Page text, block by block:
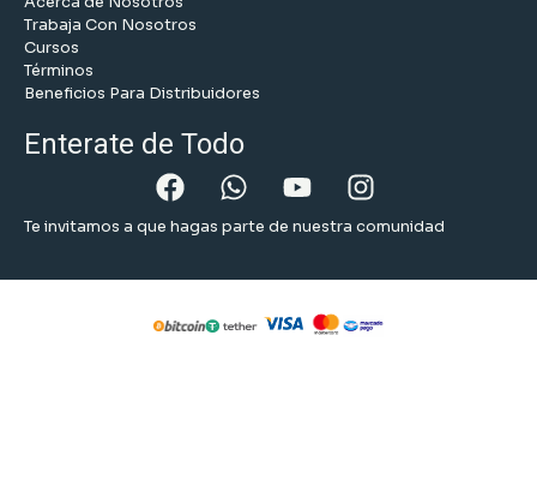
Trabaja Con Nosotros
Cursos
Términos
Beneficios Para Distribuidores
Enterate de Todo
Te invitamos a que hagas parte de nuestra comunidad